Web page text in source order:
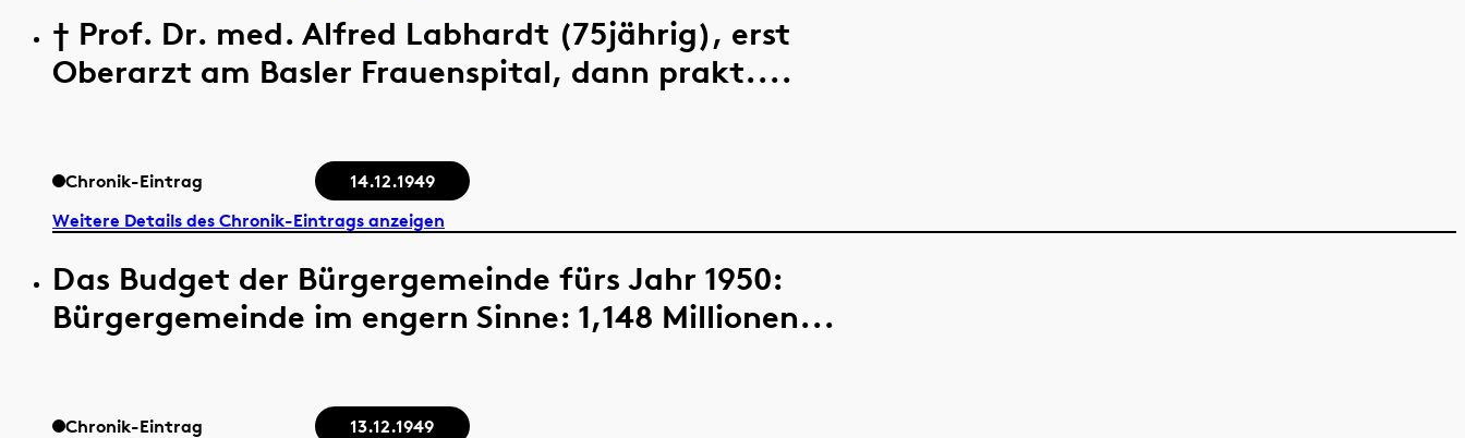
† Prof. Dr. med. Alfred Labhardt (75jährig), erst
Oberarzt am Basler Frauenspital, dann prakt....
Chronik-Eintrag
14.12.1949
Weitere Details des Chronik-Eintrags anzeigen
Das Budget der Bürgergemeinde fürs Jahr 1950:
Bürgergemeinde im engern Sinne: 1,148 Millionen...
Chronik-Eintrag 13.12.1949